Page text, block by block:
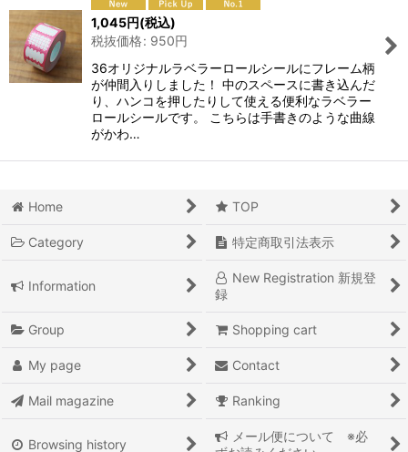
1,045円(税込)
税抜価格: 950円
36オリジナルラベラーロールシールにフレーム柄
が仲間入りしました！ 中のスペースに書き込んだ
り、ハンコを押したりして使える便利なラベラー
ロールシールです。 こちらは手書きのような曲線
がかわ…
Home TOP
Category 特定商取引法表示
Information
New Registration 新規登
録
Group Shopping cart
My page Contact
Mail magazine Ranking
Browsing history
メール便について ※必